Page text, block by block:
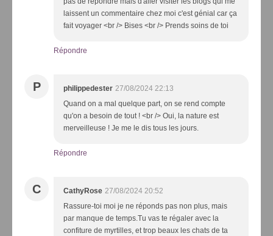
laissent un commentaire chez moi c'est génial car ça
fait voyager <br /> Bises <br /> Prends soins de toi
Répondre
P philippedester 27/08/2024 22:13
Quand on a mal quelque part, on se rend compte
qu'on a besoin de tout ! <br /> Oui, la nature est
merveilleuse ! Je me le dis tous les jours.
Répondre
C CathyRose 27/08/2024 20:52
Rassure-toi moi je ne réponds pas non plus, mais
par manque de temps.Tu vas te régaler avec la
confiture de myrtilles, et trop beaux les chats de ta